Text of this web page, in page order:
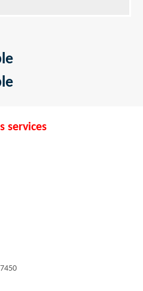
services